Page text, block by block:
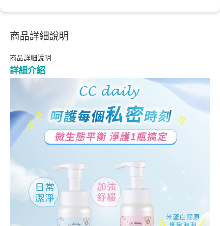
商品詳細說明
商品詳細說明
詳細介紹